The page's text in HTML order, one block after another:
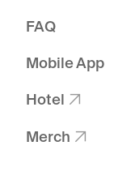
FAQ
Mobile App
Hotel 
Merch 